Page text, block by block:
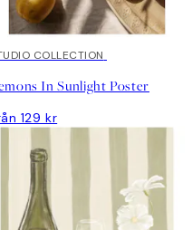
COLLECTION
In Sunlight Poster
129 kr